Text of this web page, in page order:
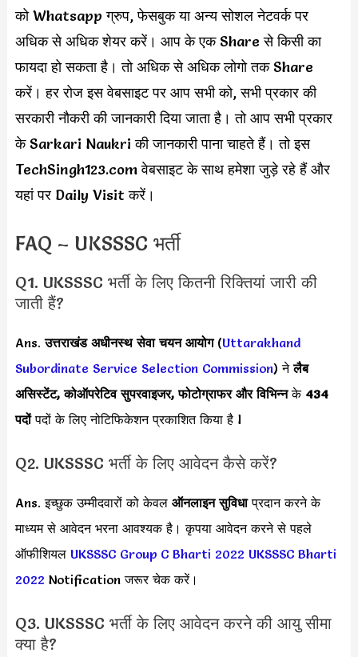
को Whatsapp ग्रुप, फेसबुक या अन्य सोशल नेटवर्क पर
अधिक से अधिक शेयर करें। आप के एक Share से किसी का
फायदा हो सकता है। तो अधिक से अधिक लोगो तक Share
करें। हर रोज इस वेबसाइट पर आप सभी को, सभी प्रकार की
सरकारी नौकरी की जानकारी दिया जाता है। तो आप सभी प्रकार
के Sarkari Naukri की जानकारी पाना चाहते हैं। तो इस
TechSingh123.com वेबसाइट के साथ हमेशा जुड़े रहे हैं और
यहां पर Daily Visit करें।
FAQ – UKSSSC भर्ती
Q1. UKSSSC भर्ती के लिए कितनी रिक्तियां जारी की
जाती हैं?
Ans.उत्तराखंड अधीनस्थ सेवा चयन आयोग(Uttarakhand
Subordinate Service Selection Commission) नेलैब
असिस्टेंट, कोऑपरेटिव सुपरवाइजर, फोटोग्राफर और विभिन्नके434
पदोंपदों के लिए नोटिफिकेशन प्रकाशित किया है l
Q2. UKSSSC भर्ती के लिए आवेदन कैसे करें?
Ans. इच्छुक उम्मीदवारों को केवल ऑनलाइन सुविधाप्रदान करने के
माध्यम से आवेदन भरना आवश्यक है। कृपया आवेदन करने से पहले
ऑफीशियल UKSSSC Group C Bharti 2022 UKSSSC Bharti
2022 Notification जरूर चेक करें।
Q3. UKSSSC भर्ती के लिए आवेदन करने की आयु सीमा
क्या है?